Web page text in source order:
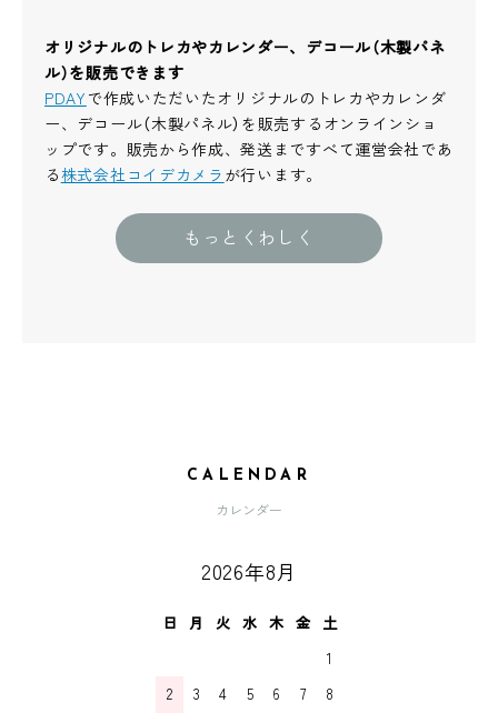
オリジナルのトレカやカレンダー、デコール（木製パネ
ル）を販売できます
PDAY で作成いただいたオリジナルのトレカやカレンダ
ー、デコール（木製パネル）を販売するオンラインショ
ップです。販売から作成、発送まですべて運営会社であ
る株式会社コイデカメラ が行います。
もっとくわしく
CALENDAR
カレンダー
2026年8月
日 月 火 水 木 金 土
1
2
3 4 5 6 7
8